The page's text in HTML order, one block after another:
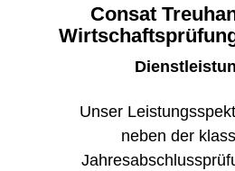
Consat
Unser
neben der